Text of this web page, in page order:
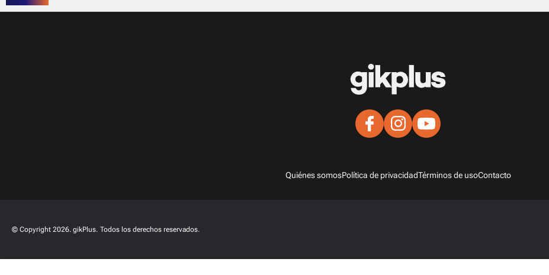
Quiénes somosPolítica de privacidadTérminos de usoContacto
© Copyright 2026. gikPlus. Todos los derechos reservados.